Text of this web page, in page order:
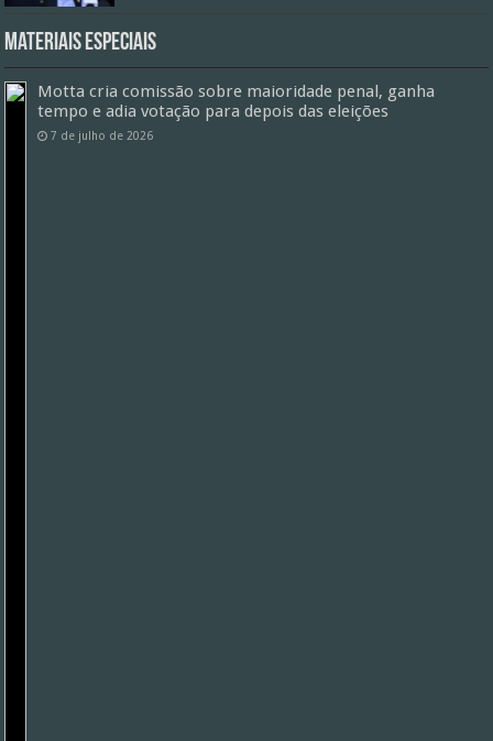
Materiais especiais
Motta cria comissão sobre maioridade penal, ganha
tempo e adia votação para depois das eleições
7 de julho de 2026